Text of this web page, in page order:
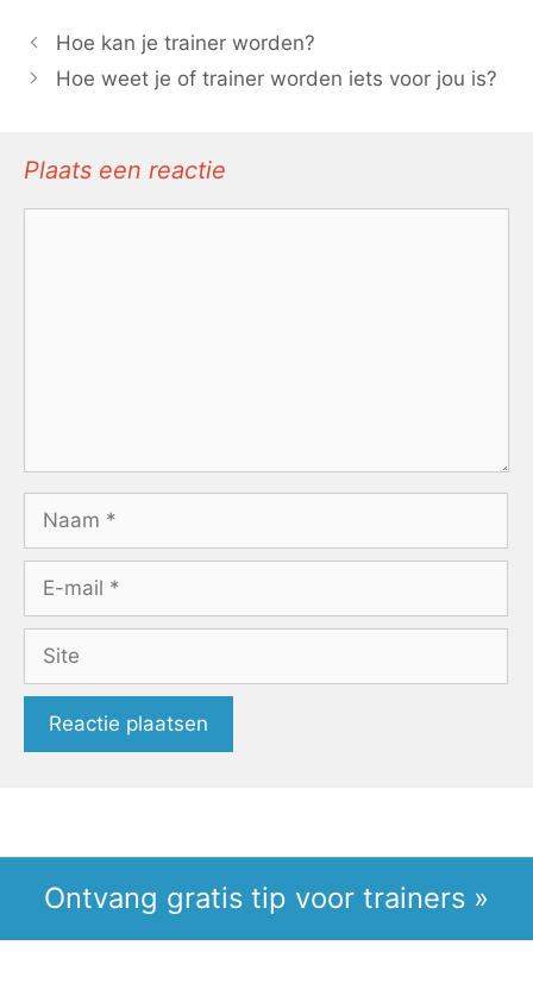
Hoe kan je trainer worden?
Hoe weet je of trainer worden iets voor jou is?
Plaats een reactie
mail
Ontvang gratis tip voor trainers »